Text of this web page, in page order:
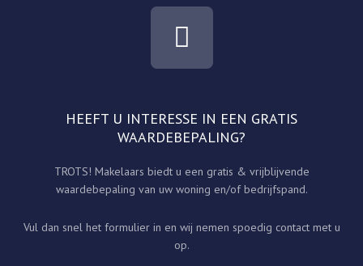
F
a
c
e
b
o
o
k
-
HEEFT U INTERESSE IN EEN GRATIS
WAARDEBEPALING?
TROTS! Makelaars biedt u een gratis & vrijblijvende
waardebepaling van uw woning en/of bedrijfspand.
Vul dan snel het formulier in en wij nemen spoedig contact met u
op.